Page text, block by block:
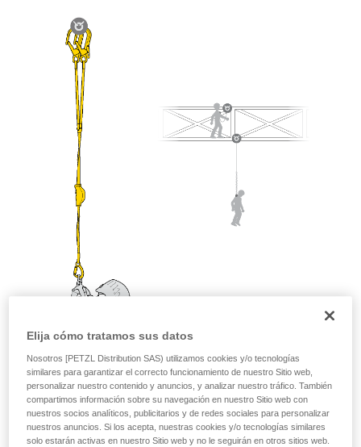
su actividad. Pueden existir otras que no
describimos aquí.
Elija cómo tratamos sus datos
Nosotros [PETZL Distribution SAS) utilizamos cookies y/o tecnologías
similares para garantizar el correcto funcionamiento de nuestro Sitio web,
personalizar nuestro contenido y anuncios, y analizar nuestro tráfico. También
compartimos información sobre su navegación en nuestro Sitio web con
nuestros socios analíticos, publicitarios y de redes sociales para personalizar
nuestros anuncios. Si los acepta, nuestras cookies y/o tecnologías similares
solo estarán activas en nuestro Sitio web y no le seguirán en otros sitios web.